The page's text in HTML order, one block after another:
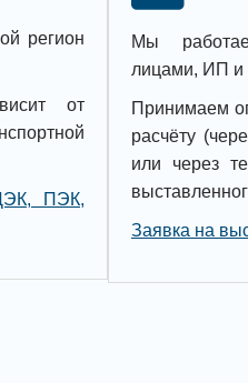
Мы
лицами, ИП и
Принимаем
расчёту
или через
Заявка на
регион
от
ПЭК,